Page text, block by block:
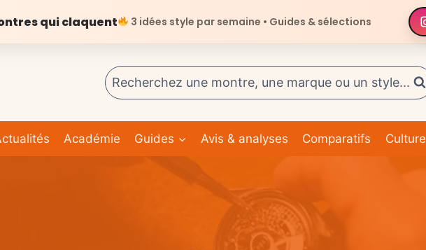
qui claquent 3 idées style par semaine • Guides & sélections
Recherchez une montre, une marque ou un style...
Académie Guides Avis & analyses Comparatifs Culture